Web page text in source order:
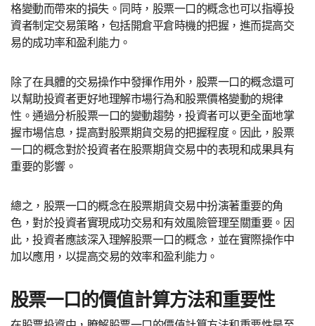
格變動而帶來的損失。同時，股票一口的概念也可以指導投
資者制定交易策略，包括開倉平倉時機的把握，進而提高交
易的成功率和盈利能力。
除了在具體的交易操作中發揮作用外，股票一口的概念還可
以幫助投資者更好地理解市場行為和股票價格變動的規律
性。通過分析股票一口的變動趨勢，投資者可以更全面地掌
握市場信息，提高對股票期貨交易的把握程度。因此，股票
一口的概念對於投資者在股票期貨交易中的表現和成果具有
重要的影響。
總之，股票一口的概念在股票期貨交易中扮演著重要的角
色，對於投資者實現成功交易和有效風險管理至關重要。因
此，投資者應該深入理解股票一口的概念，並在實際操作中
加以應用，以提高交易的效率和盈利能力。
股票一口的價值計算方法和重要性